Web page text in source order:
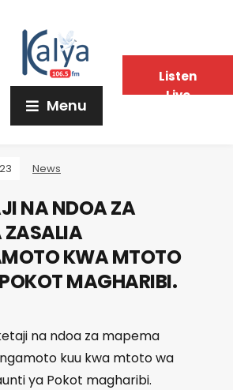
Menu
News
NA NDOA ZA
KWA MTOTO
MAGHARIBI.
na ndoa za mapema
kuu kwa mtoto wa
ya Pokot magharibi.
Listen
Live